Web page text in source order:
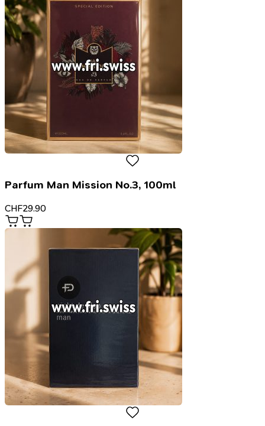
Parfum Man Mission No.3, 100ml
CHF29.90